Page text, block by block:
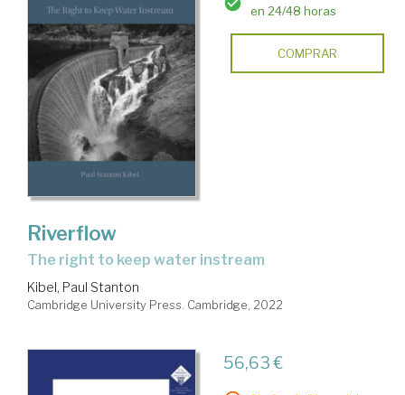
en 24/48 horas
COMPRAR
Riverflow
the right to keep water instream
Kibel, Paul Stanton
Cambridge University Press. Cambridge, 2022
56,63 €